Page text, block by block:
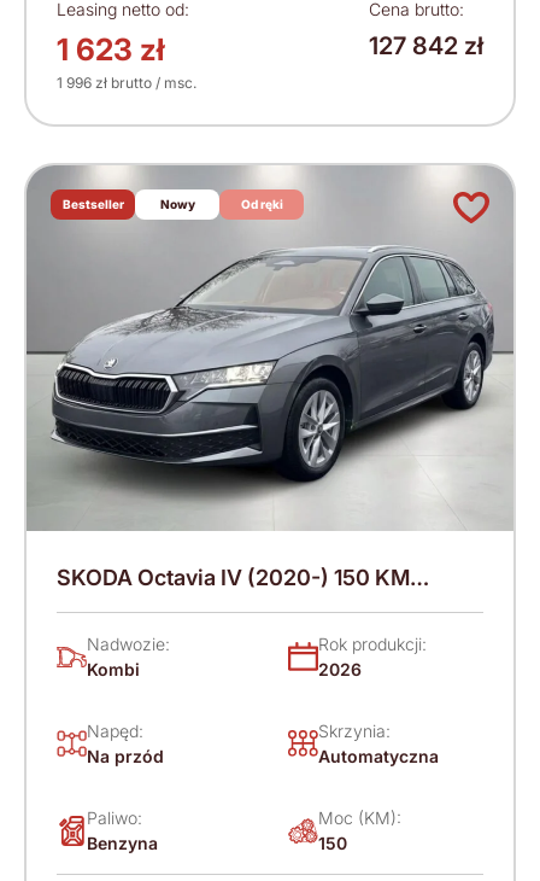
Leasing netto od:
1 623 zł
1 996 zł brutto / msc.
Cena brutto:
127 842 zł
Bestseller Nowy Od ręki
SKODA Octavia IV (2020-) 150 KM
(2026)
Nadwozie:
Kombi
Rok produkcji:
2026
Napęd:
Na przód
Skrzynia:
Automatyczna
Paliwo:
Benzyna
Moc (KM):
150